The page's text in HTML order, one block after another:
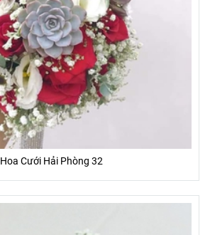
Hoa Cưới Hải Phòng 32